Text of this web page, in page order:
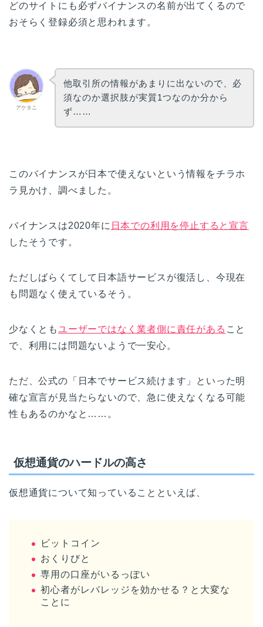
どのサイトにも必ずバイナンスの名前が出てくるので
おそらく登録必須と思われます。
アケタニ
他取引所の情報があまりに出ないので、必
須なのか選択肢が実質1つなのか分から
ず……
このバイナンスが日本で使えないという情報をチラホ
ラ見かけ、調べました。
バイナンスは2020年に 日本での利用を停止すると宣言
したそうです。
ただしばらくてして日本語サービスが復活し、今現在
も問題なく使えているそう。
少なくともユーザーではなく業者側に責任がある こと
で、利用には問題ないようで一安心。
ただ、公式の「日本でサービス続けます」といった明
確な宣言が見当たらないので、急に使えなくなる可能
性もあるのかなと……。
仮想通貨のハードルの高さ
仮想通貨について知っていることといえば、
ビットコイン
おくりびと
専用の口座がいるっぽい
初心者がレバレッジを効かせる？と大変な
ことに